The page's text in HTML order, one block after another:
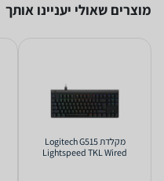
מוצרים שאולי יעניינו אותך
‏מקלדת Logitech G515
Lightspeed TKL Wired